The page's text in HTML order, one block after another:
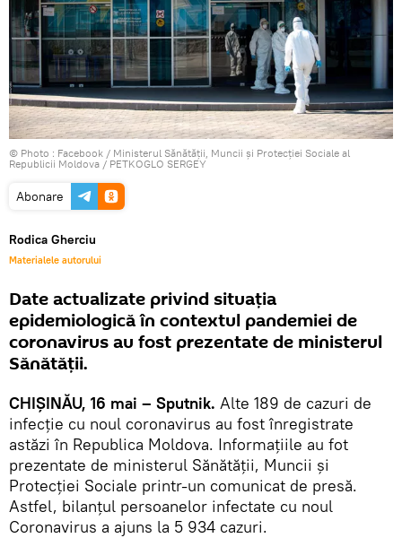
© Photo : Facebook / Ministerul Sănătății, Muncii și Protecției Sociale al
Republicii Moldova / PETKOGLO SERGEY
Abonare
Rodica Gherciu
Materialele autorului
Date actualizate privind situația
epidemiologică în contextul pandemiei de
coronavirus au fost prezentate de ministerul
Sănătății.
CHIȘINĂU, 16 mai – Sputnik. Alte 189 de cazuri de
infecție cu noul coronavirus au fost înregistrate
astăzi în Republica Moldova. Informațiile au fot
prezentate de ministerul Sănătății, Muncii și
Protecției Sociale printr-un comunicat de presă.
Astfel, bilanțul persoanelor infectate cu noul
Coronavirus a ajuns la 5 934 cazuri.